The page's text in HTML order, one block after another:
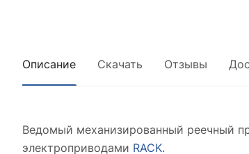
Описание Скачать Отзывы
Ведомый механизированный реечный
электроприводами RACK.